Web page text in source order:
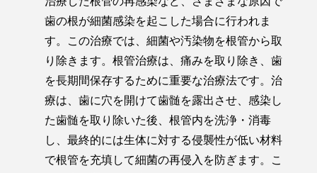
歯の根が細菌感染を起こした場合に行われま
す。この治療では、細菌や汚染物を根管から取
り除きます。根管治療は、痛みを取り除き、歯
を長期間保存するために重要な治療法です。治
療は、歯に穴を開けて歯髄を露出させ、感染し
た歯髄を取り除いた後、根管内を洗浄・消毒
し、最終的には生体に対する侵襲性が低い材料
で根管を充填して細菌の再侵入を防ぎます。こ